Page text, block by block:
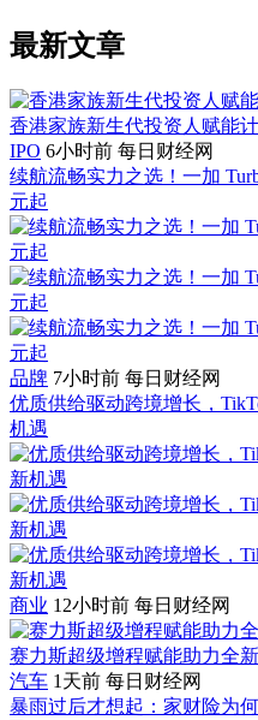
最新文章
香港家族新生代投资人赋能
IPO 6小时前 每日财经网
续航流畅实力之选！一加
元起
品牌 7小时前 每日财经网
优质供给驱动跨境增长，
机遇
商业 12小时前 每日财经网
赛力斯超级增程赋能助力全
汽车 1天前 每日财经网
暴雨过后才想起：家财险为